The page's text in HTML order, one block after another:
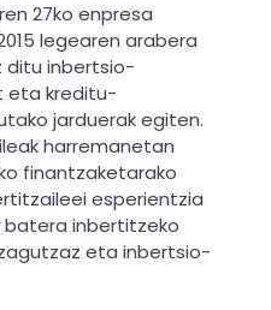
27ko enpresa
legearen arabera
ditu inbertsio-
eta kreditu-
jarduerak egiten.
harremanetan
finantzaketarako
esperientzia
batera inbertitzeko
eta inbertsio-